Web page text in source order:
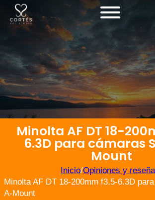
Minolta AF DT 18-
6.3D para cámaras
Mount
Inicio/Opiniones y
Minolta AF DT 18-200mm f3.5-6.3D
A-Mount